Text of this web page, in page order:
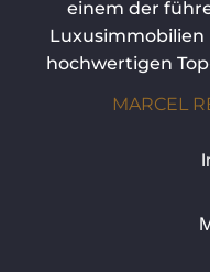
einem der
Luxusimmobilien
hochwertigen
MARCEL